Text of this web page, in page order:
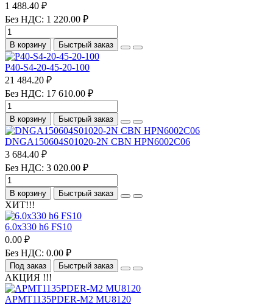
1 488.40 ₽
Без НДС: 1 220.00 ₽
В корзину Быстрый заказ
P40-S4-20-45-20-100
21 484.20 ₽
Без НДС: 17 610.00 ₽
В корзину Быстрый заказ
DNGA150604S01020-2N CBN HPN6002C06
3 684.40 ₽
Без НДС: 3 020.00 ₽
В корзину Быстрый заказ
ХИТ!!!
6.0х330 h6 FS10
0.00 ₽
Без НДС: 0.00 ₽
Под заказ Быстрый заказ
АКЦИЯ !!!
APMT1135PDER-M2 MU8120